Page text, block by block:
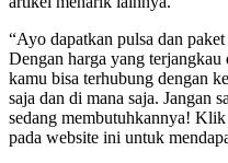
“Ayo dapatkan pulsa dan
Dengan harga yang
kamu bisa terhubung dengan
saja dan di mana saja. Jangan
sedang membutuhkannya!
pada website ini untuk